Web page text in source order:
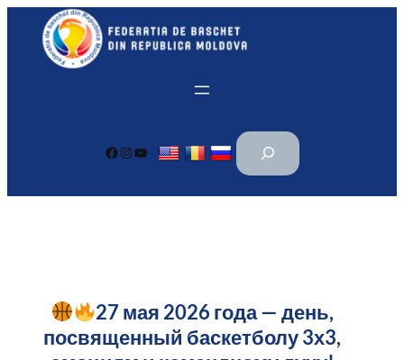
Перейти
содержимому
Facebook Instagram YouTube
П
и
27 мая 2026 года — день,
посвященный баскетболу 3х3,